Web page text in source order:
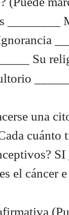
________
Su
una
cuánto
el cáncer